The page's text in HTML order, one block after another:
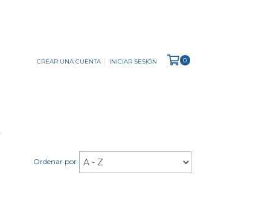
CREAR UNA CUENTA INICIAR SESIÓN 0
Ordenar por